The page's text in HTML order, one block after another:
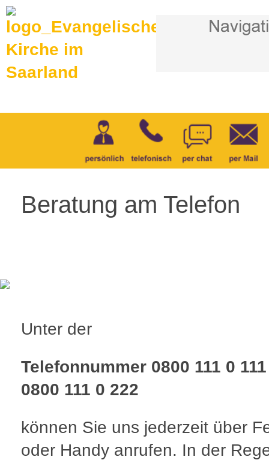
Beratung am Telefon
Unter der
Telefonnummer 0800 111 0
0800 111 0 222
können Sie uns jederzeit über
oder Handy anrufen. In der